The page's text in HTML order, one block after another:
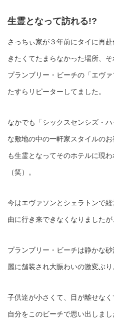
生霊となって訪れる!?
さっちぃ家が３年前にタイに再
きたくてたまらなかった場所、そ
プランブリー・ビーチの「エヴ
たすらリピーターしてました。
なかでも「シックスセンシズ・
な敷地の中の一軒家スタイルの
も生霊となってそのホテルに現
（笑）。
今はエヴァソンとシェラトンで
由に行き来できなくなりましたが
プランブリー・ビーチは静かな
麗に舗装され大賑わいの激変ぶり
子供達が小さくて、目が離せな
自分をこのビーチで思い出しま